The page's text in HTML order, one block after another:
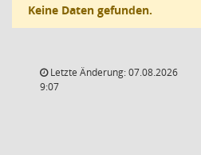
Keine Daten gefunden.
Letzte Änderung: 07.08.2026
9:07